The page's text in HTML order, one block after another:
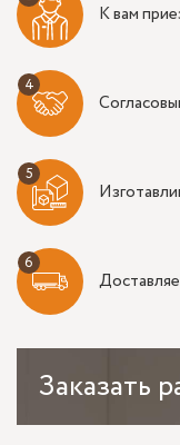
К вам
Заказать